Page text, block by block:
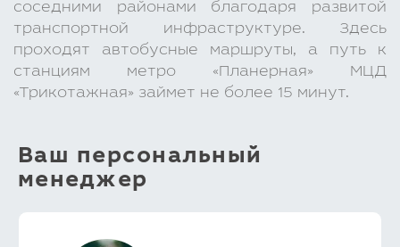
соседними районами благодаря развитой
транспортной инфраструктуре. Здесь
проходят автобусные маршруты, а путь к
станциям метро «Планерная» МЦД
«Трикотажная» займет не более 15 минут.
Ваш персональный
менеджер